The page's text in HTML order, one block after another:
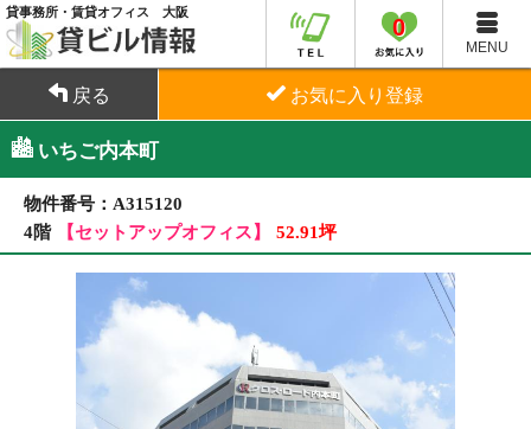
貸事務所・賃貸オフィス 大阪
MENU
0
戻る お気に入り登録
いちご内本町
物件番号：A315120
4階
【セットアップオフィス】 52.91坪